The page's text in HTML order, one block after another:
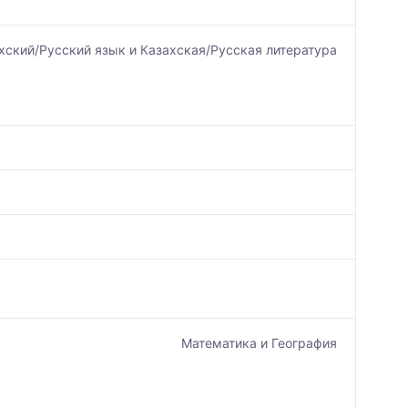
Русский язык и Казахская/Русская литература
Математика и География